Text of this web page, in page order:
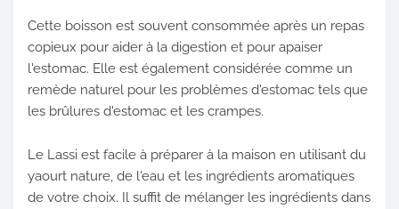
Cette boisson est souvent consommée après un repas
copieux pour aider à la digestion et pour apaiser
l'estomac. Elle est également considérée comme un
remède naturel pour les problèmes d'estomac tels que
les brûlures d'estomac et les crampes.
Le Lassi est facile à préparer à la maison en utilisant du
yaourt nature, de l'eau et les ingrédients aromatiques
de votre choix. Il suffit de mélanger les ingrédients dans